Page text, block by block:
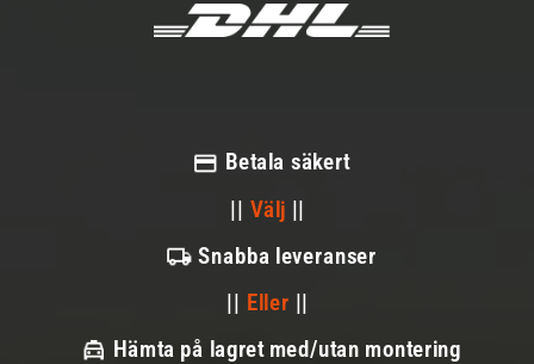
Betala säkert
|| Välj ||
Snabba leveranser
|| Eller ||
Hämta på lagret med/utan montering